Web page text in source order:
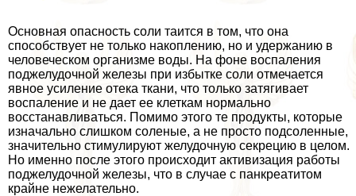
Основная опасность соли таится в том, что она
способствует не только накоплению, но и удержанию в
человеческом организме воды. На фоне воспаления
поджелудочной железы при избытке соли отмечается
явное усиление отека ткани, что только затягивает
воспаление и не дает ее клеткам нормально
восстанавливаться. Помимо этого те продукты, которые
изначально слишком соленые, а не просто подсоленные,
значительно стимулируют желудочную секрецию в целом.
Но именно после этого происходит активизация работы
поджелудочной железы, что в случае с панкреатитом
крайне нежелательно.